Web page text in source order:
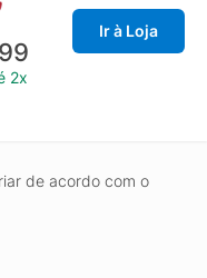
2x
Ir à Loja
de acordo com o